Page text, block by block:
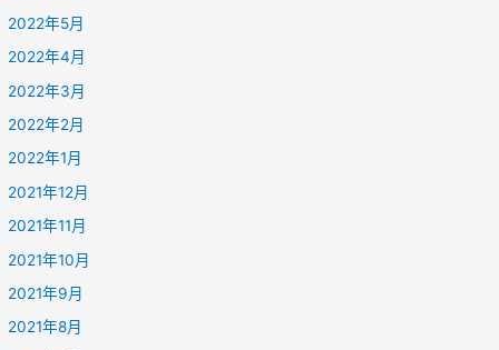
2022年5月
2022年4月
2022年3月
2022年2月
2022年1月
2021年12月
2021年11月
2021年10月
2021年9月
2021年8月